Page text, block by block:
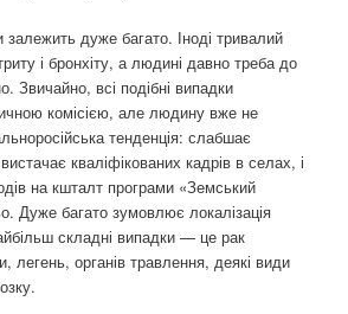
залежить дуже багато. Іноді тривалий
і бронхіту, а людині давно треба до
Звичайно, всі подібні випадки
комісією, але людину вже не
тенденція: слабшає
кваліфікованих кадрів в селах, і
на кшталт програми «Земський
Дуже багато зумовлює локалізація
складні випадки — це рак
легень, органів травлення, деякі види